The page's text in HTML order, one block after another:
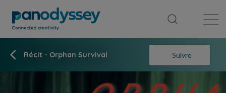
Récit - Orphan Survival Suivre